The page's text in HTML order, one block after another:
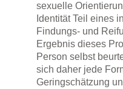
sexuelle
Identität Teil eines
Findungs- und
Ergebnis dieses
Person selbst
sich daher jede
Geringschätzung